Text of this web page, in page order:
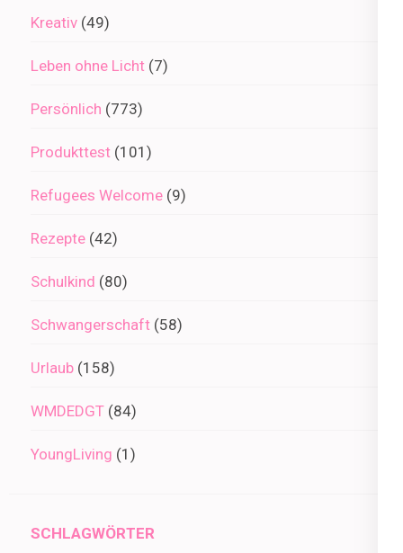
Kreativ (49)
Leben ohne Licht (7)
Persönlich (773)
Produkttest (101)
Refugees Welcome (9)
Rezepte (42)
Schulkind (80)
Schwangerschaft (58)
Urlaub (158)
WMDEDGT (84)
YoungLiving (1)
SCHLAGWÖRTER